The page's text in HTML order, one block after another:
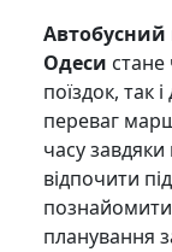
Автобусний
Одеси
поїздок, так
переваг
часу
відпочити
планування